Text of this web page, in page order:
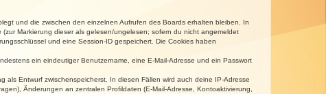
und die zwischen den einzelnen Aufrufen des Boards erhalten bleiben. In
Markierung dieser als gelesen/ungelesen; sofern du nicht angemeldet
und eine Session-ID gespeichert. Die Cookies haben
ein eindeutiger Benutzername, eine E-Mail-Adresse und ein Passwort
Entwurf zwischenspeicherst. In diesen Fällen wird auch deine IP-Adresse
Änderungen an zentralen Profildaten (E-Mail-Adresse, Kontoaktivierung,